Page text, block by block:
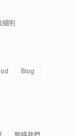
細則
Blog
聯絡我們